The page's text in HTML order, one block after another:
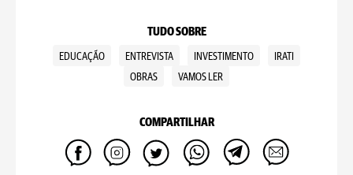
TUDO SOBRE
EDUCAÇÃO ENTREVISTA INVESTIMENTO
IRATI
OBRAS
VAMOS LER
COMPARTILHAR